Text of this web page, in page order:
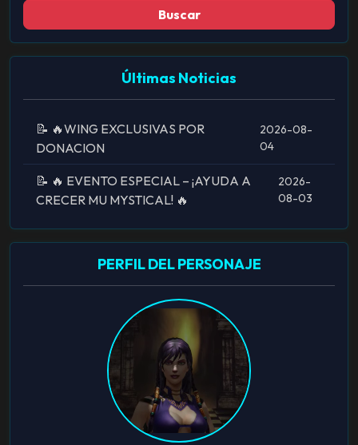
Buscar
Últimas Noticias
📝 🔥WING EXCLUSIVAS POR
DONACION
2026-08-
04
📝 🔥 EVENTO ESPECIAL – ¡AYUDA A
CRECER MU MYSTICAL! 🔥
2026-
08-03
PERFIL DEL PERSONAJE